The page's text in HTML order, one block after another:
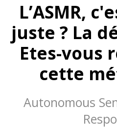
L’ASMR,
juste ? La
Etes-vous
cette
Autonomous